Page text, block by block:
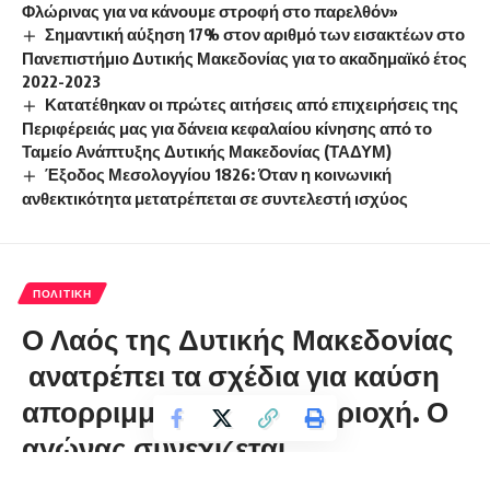
Φλώρινας για να κάνουμε στροφή στο παρελθόν»
Σημαντική αύξηση 17% στον αριθμό των εισακτέων στο
Πανεπιστήμιο Δυτικής Μακεδονίας για το ακαδημαϊκό έτος
2022-2023
Κατατέθηκαν οι πρώτες αιτήσεις από επιχειρήσεις της
Περιφέρειάς μας για δάνεια κεφαλαίου κίνησης από το
Ταμείο Ανάπτυξης Δυτικής Μακεδονίας (ΤΑΔΥΜ)
Έξοδος Μεσολογγίου 1826: Όταν η κοινωνική
ανθεκτικότητα μετατρέπεται σε συντελεστή ισχύος
ΠΟΛΙΤΙΚΉ
Ο Λαός της Δυτικής Μακεδονίας
ανατρέπει τα σχέδια για καύση
απορριμμάτων στην Περιοχή. Ο
αγώνας συνεχίζεται